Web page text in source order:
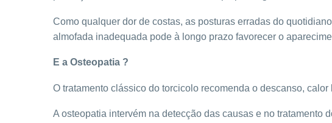
Como qualquer dor de costas, as posturas erradas do
almofada inadequada pode à longo prazo favorecer o
E a Osteopatia ?
O tratamento clássico do torcicolo recomenda o descanso,
A osteopatia intervém na detecção das causas e no